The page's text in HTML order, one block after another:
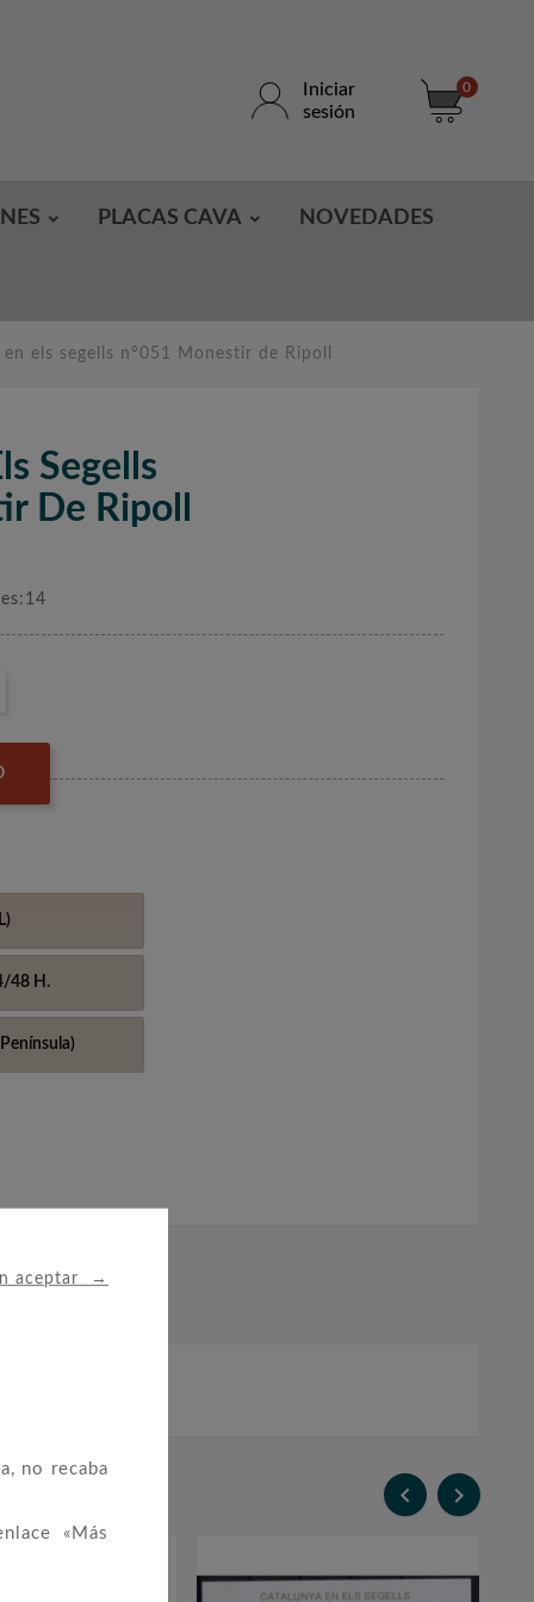
aceptar →
no recaba
«Más
Iniciar
sesión
0
PLACAS CAVA NOVEDADES
els segells nº051 Monestir de Ripoll
Segells
De Ripoll
48 H.
 